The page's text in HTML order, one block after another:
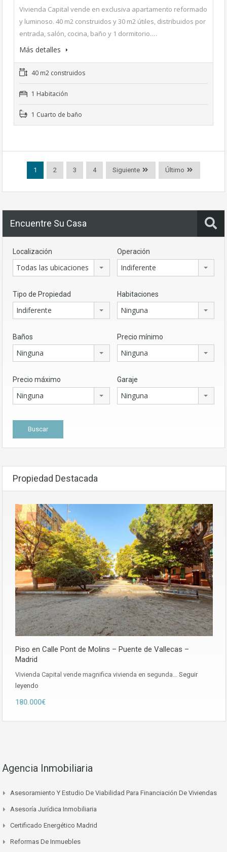
Vivienda Capital vende en exclusiva apartamento reformado
y luminoso. 40 m2 construidos y 30 m2 útiles, distribuidos por
entrada, salón, cocina, baño y 1 dormitorio.…
Más detalles
40 m2 construidos
1 Habitación
1 Cuarto de baño
1 2 3 4 Siguiente Último
Encuentre Su Casa
Localización
Todas las ubicaciones
Operación
Indiferente
Tipo de Propiedad
Indiferente
Habitaciones
Ninguna
Baños
Ninguna
Precio mínimo
Ninguna
Precio máximo
Ninguna
Garaje
Ninguna
Propiedad Destacada
Piso en Calle Pont de Molins – Puente de Vallecas –
Madrid
Vivienda Capital vende magnifica vivienda en segunda… Seguir
leyendo
180.000€
Agencia Inmobiliaria
Asesoramiento Y Estudio De Viabilidad Para Financiación De Viviendas
Asesoría Jurídica Inmobiliaria
Certificado Energético Madrid
Reformas De Inmuebles